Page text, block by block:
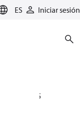
ES Iniciar sesión
121L8565